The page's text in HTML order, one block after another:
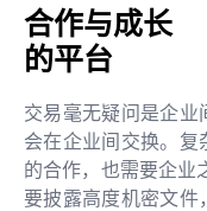
合作与成长
的平台
交易毫无疑问是企业
会在企业间交换。复
的合作，也需要企业
要披露高度机密文件